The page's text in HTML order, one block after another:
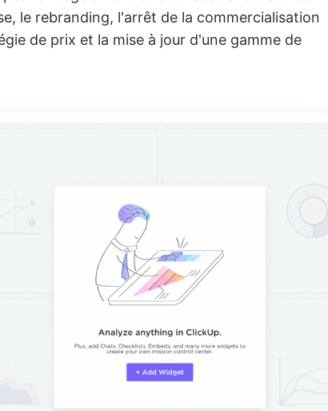
le rebranding, l'arrêt de la commercialisation
de prix et la mise à jour d'une gamme de